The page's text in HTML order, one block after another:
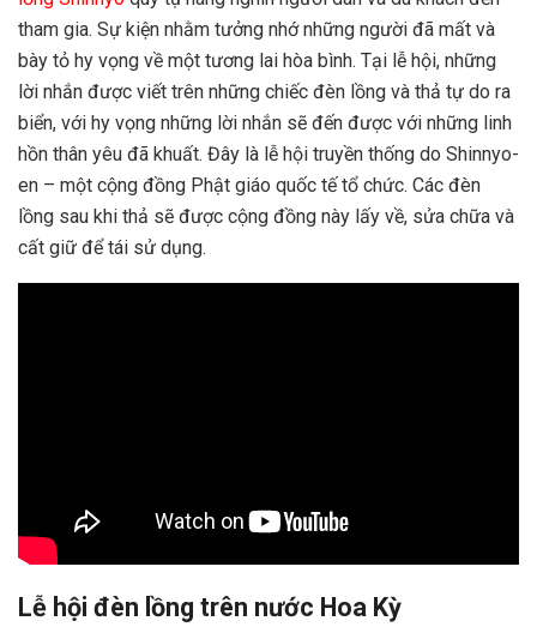
tham gia. Sự kiện nhằm tưởng nhớ những người đã mất và
bày tỏ hy vọng về một tương lai hòa bình. Tại lễ hội, những
lời nhắn được viết trên những chiếc đèn lồng và thả tự do ra
biển, với hy vọng những lời nhắn sẽ đến được với những linh
hồn thân yêu đã khuất. Đây là lễ hội truyền thống do Shinnyo-
en – một cộng đồng Phật giáo quốc tế tổ chức. Các đèn
lồng sau khi thả sẽ được cộng đồng này lấy về, sửa chữa và
cất giữ để tái sử dụng.
Lễ hội đèn lồng trên nước Hoa Kỳ